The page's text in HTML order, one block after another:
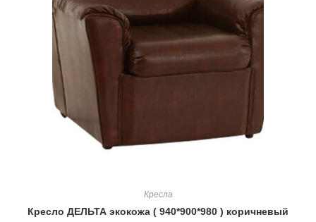
Кресла
Кресло ДЕЛЬТА экокожа ( 940*900*980 ) коричневый